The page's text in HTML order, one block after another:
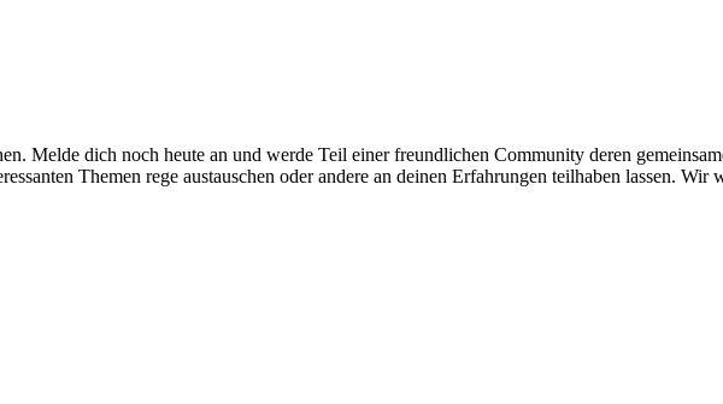
Melde dich noch heute an und werde Teil einer freundlichen Community deren
Themen rege austauschen oder andere an deinen Erfahrungen teilhaben lassen.